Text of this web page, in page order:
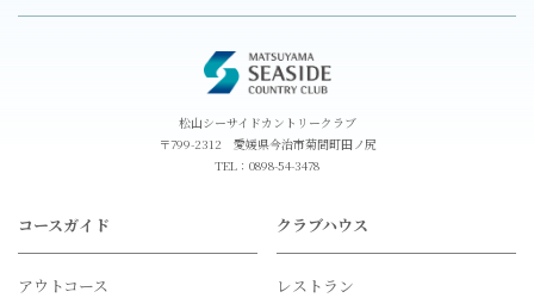
松山シーサイドカントリークラブ
〒799-2312 愛媛県今治市菊間町田ノ尻
TEL： 0898-54-3478
コースガイド
アウトコース
クラブハウス
レストラン